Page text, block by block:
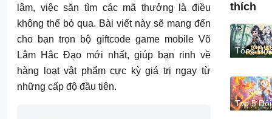
lâm, việc săn tìm các mã thưởng là điều
không thể bỏ qua. Bài viết này sẽ mang đến
cho bạn trọn bộ giftcode game mobile Võ
Lâm Hắc Đạo mới nhất, giúp bạn rinh về
hàng loạt vật phẩm cực kỳ giá trị ngay từ
những cấp độ đầu tiên.
thích
Tổng
Đội Hình
Hắc Đạo
Top 5 Đội
Hình